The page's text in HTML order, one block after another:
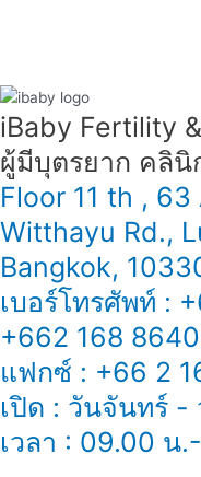
iBaby Fertility
ผู้มีบุตรยาก คลินิ
Floor 11 th ,
Witthayu Rd.,
Bangkok,
เบอร์โทรศัพท์ :
+662 168 8640
แฟกซ์ : +66 2
เปิด : วันจันทร์ -
เวลา : 09.00 น